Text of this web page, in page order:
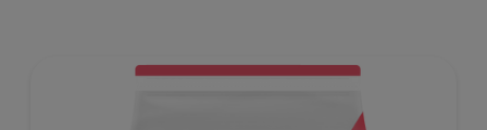
aus präbiotischen Fasern, versorgt das Mikrobiom in der
Wohlbefinden. Entwickelt mit Omega-3-Fettsäuren zur